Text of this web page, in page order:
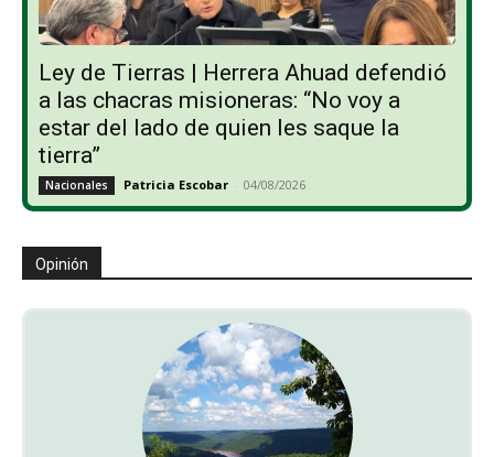
Ley de Tierras | Herrera Ahuad defendió
a las chacras misioneras: “No voy a
estar del lado de quien les saque la
tierra”
Nacionales Patricia Escobar - 04/08/2026
Opinión